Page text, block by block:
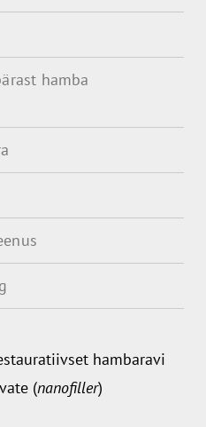
hamba
hambaravi
(nanofiller)